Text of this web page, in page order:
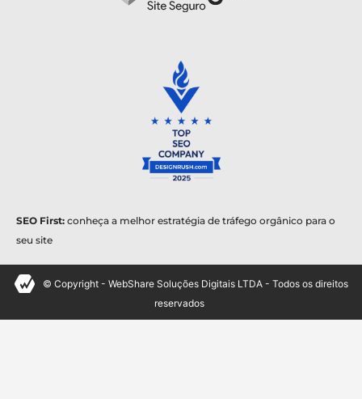
SEO First: conheça a melhor estratégia de tráfego orgânico para o
seu site
© Copyright - WebShare Soluções Digitais LTDA - Todos os direitos
reservados